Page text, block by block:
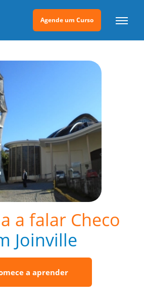
Agende um Curso
a falar Checo
Joinville
a aprender